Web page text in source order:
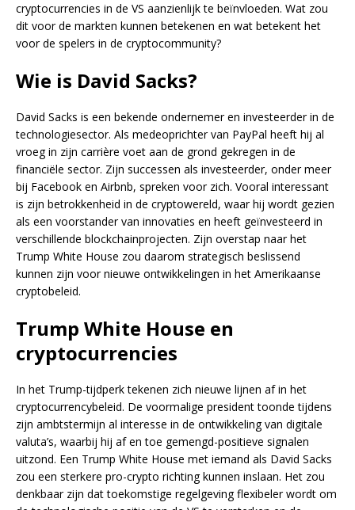
cryptocurrencies in de VS aanzienlijk te beïnvloeden. Wat zou
dit voor de markten kunnen betekenen en wat betekent het
voor de spelers in de cryptocommunity?
Wie is David Sacks?
David Sacks is een bekende ondernemer en investeerder in de
technologiesector. Als medeoprichter van PayPal heeft hij al
vroeg in zijn carrière voet aan de grond gekregen in de
financiële sector. Zijn successen als investeerder, onder meer
bij Facebook en Airbnb, spreken voor zich. Vooral interessant
is zijn betrokkenheid in de cryptowereld, waar hij wordt gezien
als een voorstander van innovaties en heeft geïnvesteerd in
verschillende blockchainprojecten. Zijn overstap naar het
Trump White House zou daarom strategisch beslissend
kunnen zijn voor nieuwe ontwikkelingen in het Amerikaanse
cryptobeleid.
Trump White House en
cryptocurrencies
In het Trump-tijdperk tekenen zich nieuwe lijnen af in het
cryptocurrencybeleid. De voormalige president toonde tijdens
zijn ambtstermijn al interesse in de ontwikkeling van digitale
valuta’s, waarbij hij af en toe gemengd-positieve signalen
uitzond. Een Trump White House met iemand als David Sacks
zou een sterkere pro-crypto richting kunnen inslaan. Het zou
denkbaar zijn dat toekomstige regelgeving flexibeler wordt om